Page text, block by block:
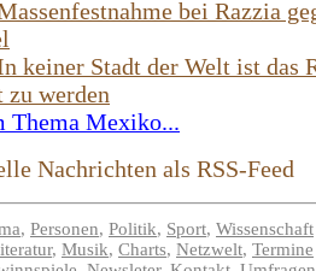
bei Razzia
keiner Stadt der Welt ist das
zu werden
Thema Mexiko...
Nachrichten als RSS-Feed
, Personen, Politik, Sport, Wissenschaft
, Musik, Charts, Netzwelt, Termine